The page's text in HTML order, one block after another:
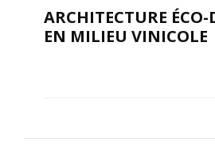
ARCHITECTURE
EN MILIEU VINICOLE